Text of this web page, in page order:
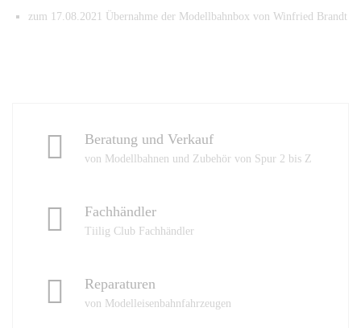
zum 17.08.2021 Übernahme der Modellbahnbox von Winfried Brandt
Beratung und Verkauf
von Modellbahnen und Zubehör von Spur 2 bis Z
Fachhändler
Tiilig Club Fachhändler
Reparaturen
von Modelleisenbahnfahrzeugen